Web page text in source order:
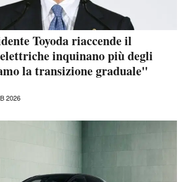
Toyoda riaccende il
inquinano più degli
la transizione graduale"
2026